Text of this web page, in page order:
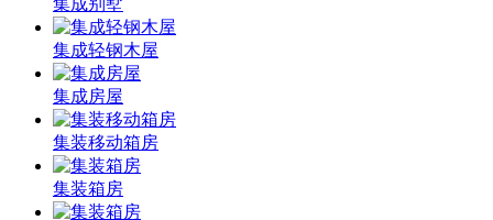
集成轻钢木屋
集成房屋
集装移动箱房
集装箱房